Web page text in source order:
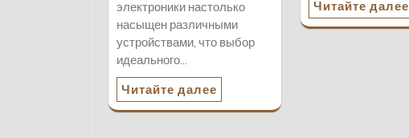
электроники настолько
насыщен различными
устройствами, что выбор
идеального…
Читайте далее
Читайте далее